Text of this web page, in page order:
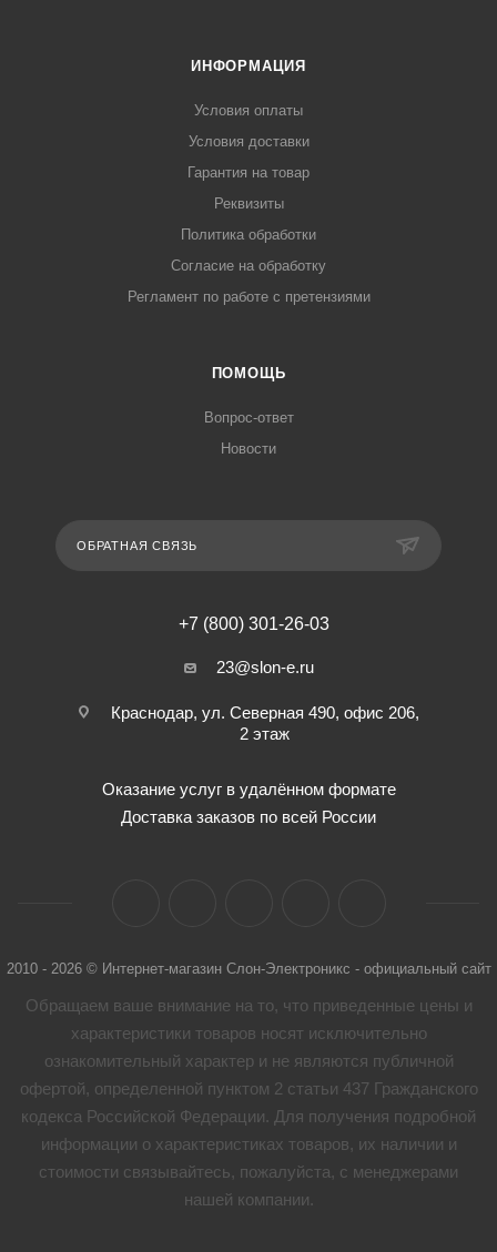
ИНФОРМАЦИЯ
Условия оплаты
Условия доставки
Гарантия на товар
Реквизиты
Политика обработки
Согласие на обработку
Регламент по работе с претензиями
ПОМОЩЬ
Вопрос-ответ
Новости
ОБРАТНАЯ СВЯЗЬ
+7 (800) 301-26-03
23@slon-e.ru
Краснодар, ул. Северная 490, офис 206,
2 этаж
Оказание услуг в удалённом формате
Доставка заказов по всей России
2010 - 2026 © Интернет-магазин Слон-Электроникс - официальный сайт
Обращаем ваше внимание на то, что приведенные цены и
характеристики товaров носят исключительно
ознакомительный характер и не являются публичной
офертой, определенной пунктом 2 статьи 437 Гражданского
кодекса Российской Федерации. Для получения подробной
информации о характеристиках товaров, их наличии и
стоимости связывайтесь, пожалуйста, с менеджерами
нашей компании.